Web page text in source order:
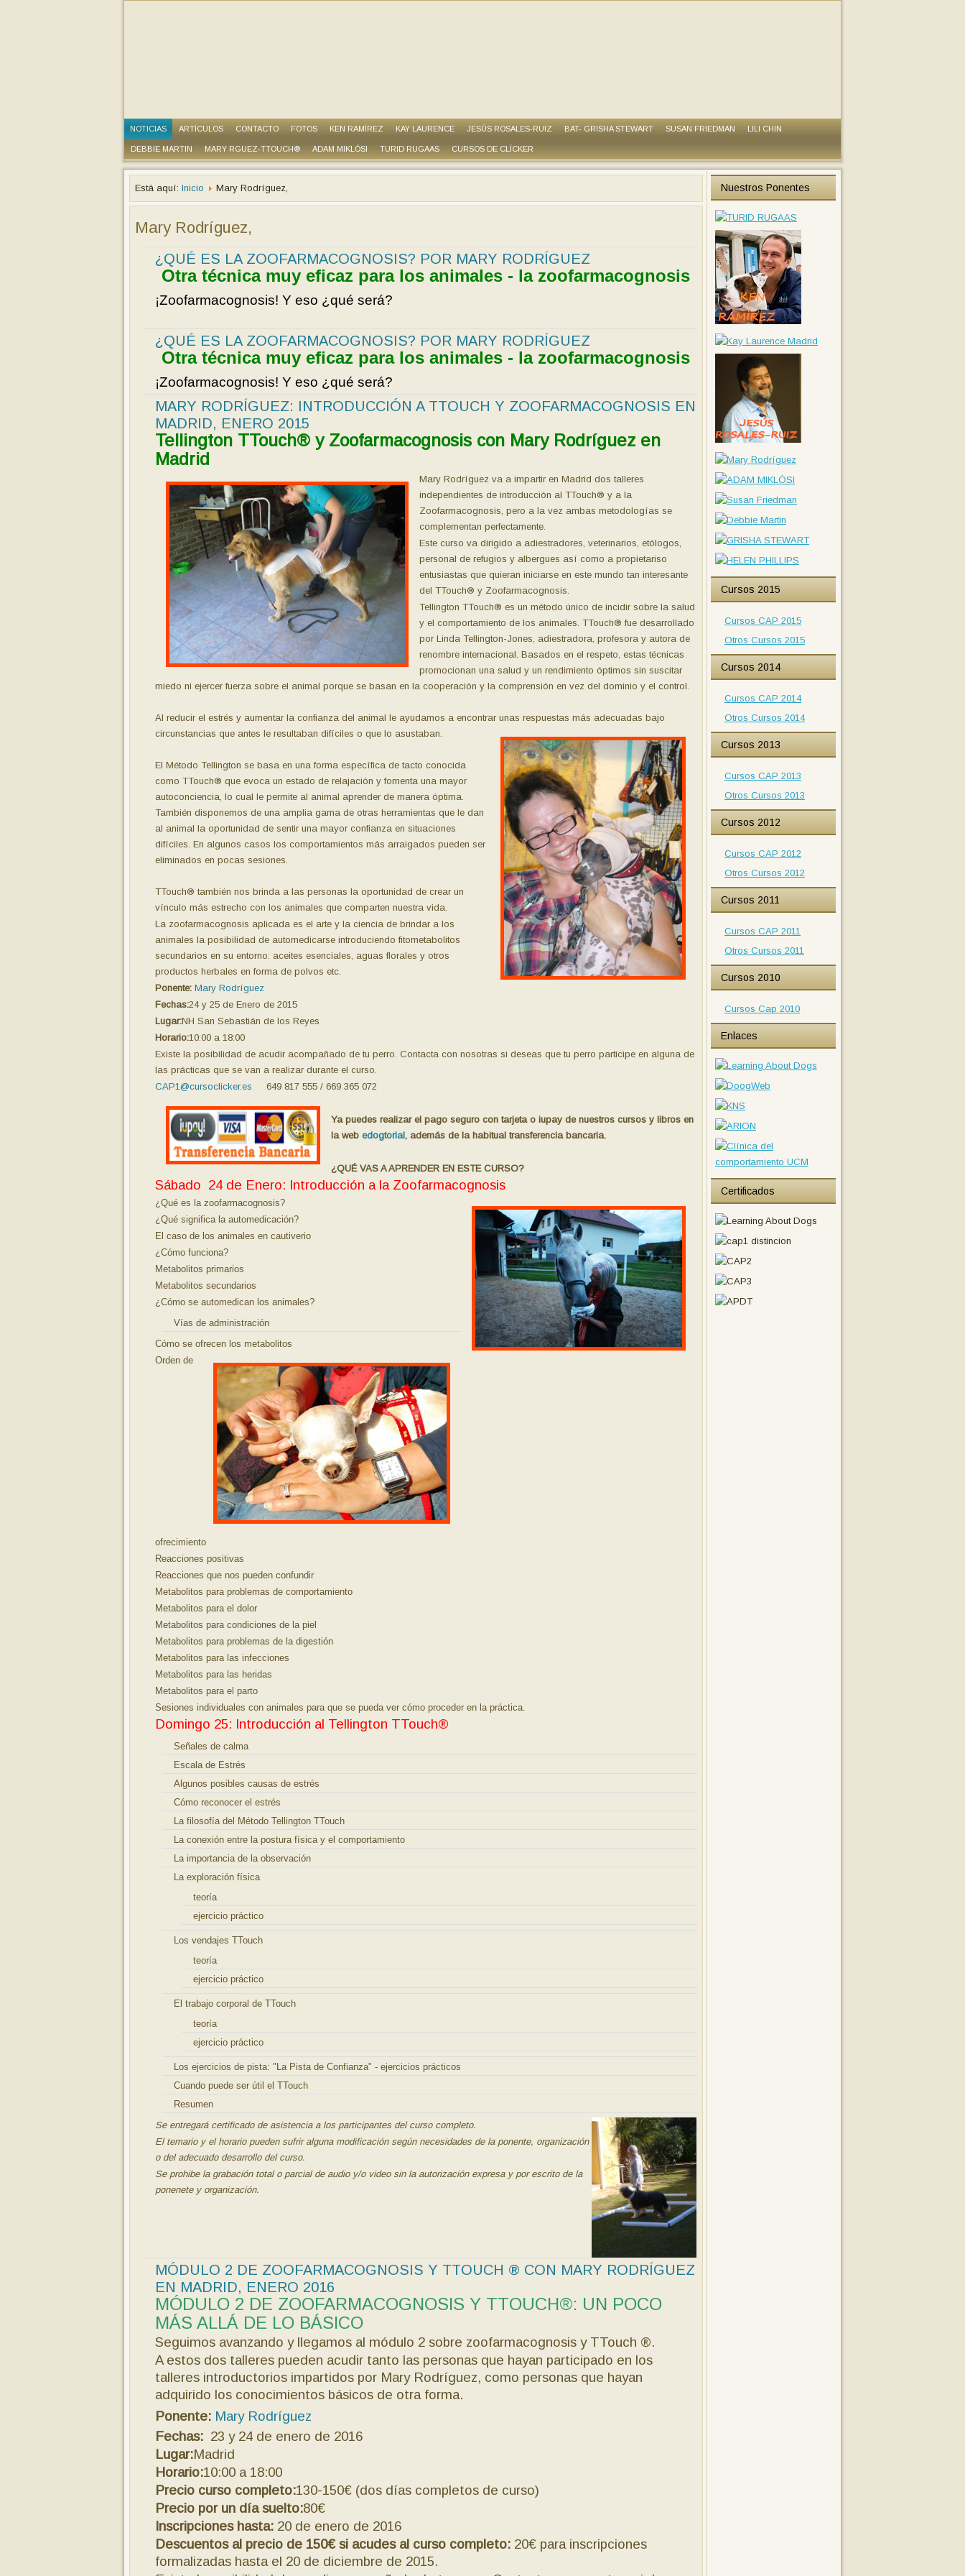
NOTICIAS ARTÍCULOS CONTACTO FOTOS KEN RAMÍREZ KAY LAURENCE JESÚS ROSALES-RUIZ BAT- GRISHA STEWART SUSAN FRIEDMAN LILI CHIN
DEBBIE MARTIN MARY RGUEZ-TTOUCH® ADAM MIKLÓSI TURID RUGAAS CURSOS DE CLÍCKER
Está aquí: Inicio Mary Rodríguez,
Mary Rodríguez,
¿QUÉ ES LA ZOOFARMACOGNOSIS? POR MARY RODRÍGUEZ
Otra técnica muy eficaz para los animales - la zoofarmacognosis
¡Zoofarmacognosis! Y eso ¿qué será?
¿QUÉ ES LA ZOOFARMACOGNOSIS? POR MARY RODRÍGUEZ
Otra técnica muy eficaz para los animales - la zoofarmacognosis
¡Zoofarmacognosis! Y eso ¿qué será?
MARY RODRÍGUEZ: INTRODUCCIÓN A TTOUCH Y ZOOFARMACOGNOSIS EN
MADRID, ENERO 2015
Tellington TTouch® y Zoofarmacognosis con Mary Rodríguez en
Madrid
Mary Rodríguez va a impartir en Madrid dos talleres
independientes de introducción al TTouch® y a la
Zoofarmacognosis, pero a la vez ambas metodologías se
complementan perfectamente.
Este curso va dirigido a adiestradores, veterinarios, etólogos,
personal de refugios y albergues así como a propietariso
entusiastas que quieran iniciarse en este mundo tan interesante
del TTouch® y Zoofarmacognosis.
Tellington TTouch® es un método único de incidir sobre la salud
y el comportamiento de los animales. TTouch® fue desarrollado
por Linda Tellington-Jones, adiestradora, profesora y autora de
renombre internacional. Basados en el respeto, estas técnicas
promocionan una salud y un rendimiento óptimos sin suscitar
miedo ni ejercer fuerza sobre el animal porque se basan en la cooperación y la comprensión en vez del dominio y el control.
Al reducir el estrés y aumentar la confianza del animal le ayudamos a encontrar unas respuestas más adecuadas bajo
circunstancias que antes le resultaban difíciles o que lo asustaban.
El Método Tellington se basa en una forma específica de tacto conocida
como TTouch® que evoca un estado de relajación y fomenta una mayor
autoconciencia, lo cual le permite al animal aprender de manera óptima.
También disponemos de una amplia gama de otras herramientas que le dan
al animal la oportunidad de sentir una mayor confianza en situaciones
difíciles. En algunos casos los comportamientos más arraigados pueden ser
eliminados en pocas sesiones.
TTouch® también nos brinda a las personas la oportunidad de crear un
vínculo más estrecho con los animales que comparten nuestra vida.
La zoofarmacognosis aplicada es el arte y la ciencia de brindar a los
animales la posibilidad de automedicarse introduciendo fitometabolitos
secundarios en su entorno: aceites esenciales, aguas florales y otros
productos herbales en forma de polvos etc.
Ponente: Mary Rodríguez
Fechas:24 y 25 de Enero de 2015
Lugar:NH San Sebastián de los Reyes
Horario:10:00 a 18:00
Existe la posibilidad de acudir acompañado de tu perro. Contacta con nosotras si deseas que tu perro participe en alguna de
las prácticas que se van a realizar durante el curso.
CAP1@cursoclicker.es 649 817 555 / 669 365 072
Ya puedes realizar el pago seguro con tarjeta o iupay de nuestros cursos y libros en
la web edogtorial, además de la habitual transferencia bancaria.
¿QUÉ VAS A APRENDER EN ESTE CURSO?
Sábado 24 de Enero: Introducción a la Zoofarmacognosis
¿Qué es la zoofarmacognosis?
¿Qué significa la automedicación?
El caso de los animales en cautiverio
¿Cómo funciona?
Metabolitos primarios
Metabolitos secundarios
¿Cómo se automedican los animales?
Vías de administración
Cómo se ofrecen los metabolitos
Orden de
ofrecimiento
Reacciones positivas
Reacciones que nos pueden confundir
Metabolitos para problemas de comportamiento
Metabolitos para el dolor
Metabolitos para condiciones de la piel
Metabolitos para problemas de la digestión
Metabolitos para las infecciones
Metabolitos para las heridas
Metabolitos para el parto
Sesiones individuales con animales para que se pueda ver cómo proceder en la práctica.
Domingo 25: Introducción al Tellington TTouch®
Señales de calma
Escala de Estrés
Algunos posibles causas de estrés
Cómo reconocer el estrés
La filosofía del Método Tellington TTouch
La conexión entre la postura física y el comportamiento
La importancia de la observación
La exploración física
teoría
ejercicio práctico
Los vendajes TTouch
teoría
ejercicio práctico
El trabajo corporal de TTouch
teoría
ejercicio práctico
Los ejercicios de pista: "La Pista de Confianza" - ejercicios prácticos
Cuando puede ser útil el TTouch
Resumen
Se entregará certificado de asistencia a los participantes del curso completo.
El temario y el horario pueden sufrir alguna modificación según necesidades de la ponente, organización
o del adecuado desarrollo del curso.
Se prohibe la grabación total o parcial de audio y/o video sin la autorización expresa y por escrito de la
ponenete y organización.
MÓDULO 2 DE ZOOFARMACOGNOSIS Y TTOUCH ® CON MARY RODRÍGUEZ
EN MADRID, ENERO 2016
MÓDULO 2 DE ZOOFARMACOGNOSIS Y TTOUCH®: UN POCO
MÁS ALLÁ DE LO BÁSICO
Seguimos avanzando y llegamos al módulo 2 sobre zoofarmacognosis y TTouch ®.
A estos dos talleres pueden acudir tanto las personas que hayan participado en los
talleres introductorios impartidos por Mary Rodríguez, como personas que hayan
adquirido los conocimientos básicos de otra forma.
Ponente: Mary Rodríguez
Fechas: 23 y 24 de enero de 2016
Lugar:Madrid
Horario:10:00 a 18:00
Precio curso completo:130-150€ (dos días completos de curso)
Precio por un día suelto:80€
Inscripciones hasta: 20 de enero de 2016
Descuentos al precio de 150€ si acudes al curso completo: 20€ para inscripciones
formalizadas hasta el 20 de diciembre de 2015.
Nuestros Ponentes
Cursos 2015
Cursos CAP 2015
Otros Cursos 2015
Cursos 2014
Cursos CAP 2014
Otros Cursos 2014
Cursos 2013
Cursos CAP 2013
Otros Cursos 2013
Cursos 2012
Cursos CAP 2012
Otros Cursos 2012
Cursos 2011
Cursos CAP 2011
Otros Cursos 2011
Cursos 2010
Cursos Cap 2010
Enlaces
Certificados